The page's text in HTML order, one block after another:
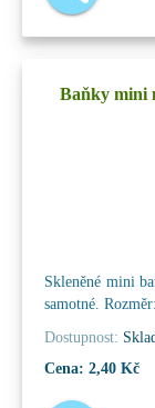
Baňky mini
Skleněné mini
samotné.
Dostupnost:
Cena: 2,40 Kč